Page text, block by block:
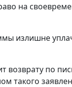
на
излишне
возврату по
такого